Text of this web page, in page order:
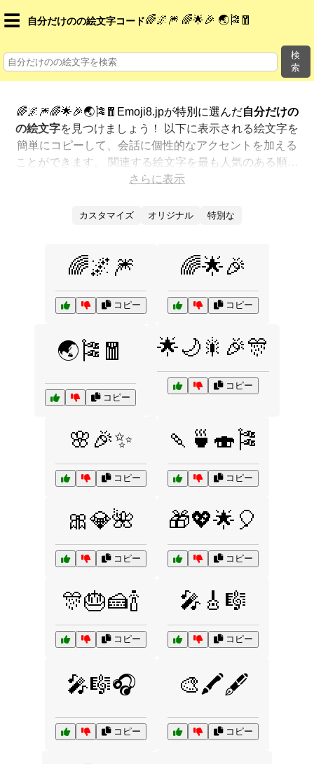
☰ 自分だけのの絵文字コード 🌈🌌🎆 🌈🌟🎉 🌏🎏🧧
検
索
🌈🌌🎆🌈🌟🎉🌏🎏🧧Emoji8.jpが特別に選んだ自分だけの
の絵文字を見つけましょう！ 以下に表示される絵文字を
簡単にコピーして、会話に個性的なアクセントを加える
ことができます。 関連する絵文字を最も人気のある順に
表示しました。さらに多くのオプションが欲しいです
を絵文字で表現 する方法を見つけましょう。
さらに表示
カスタマイズ オリジナル 特別な
🌈🌌🎆
コピー
🌈🌟🎉
コピー
🌏🎏🧧
コピー
🌟🌙🎇🎉🎊
コピー
🌸🎉✨
コピー
🍡🍵🍣🎏
コピー
🎀💎🌺
コピー
🎁💖🌟🎈
コピー
🎊🎂🍰🍾
コピー
🎤🎸🎼
コピー
🎤🎼🎧
コピー
🎨🖍️🖋️
コピー